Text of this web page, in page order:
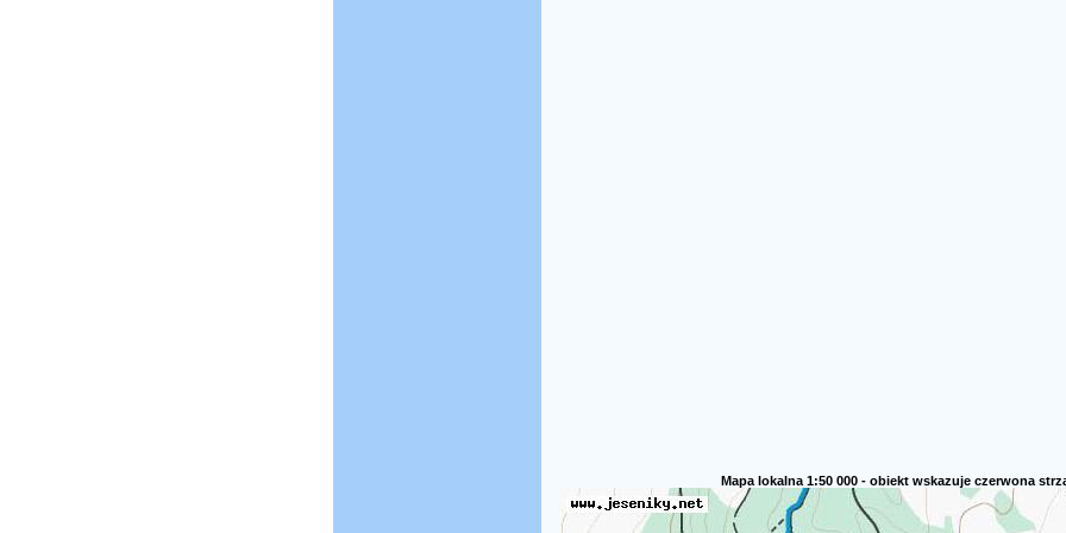
Mapa lokalna 1:50 000 - obiekt wskazuje czerwona